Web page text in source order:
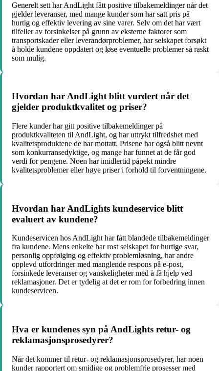
Generelt sett har AndLight fått positive tilbakemeldinger når det
gjelder leveranser, med mange kunder som har satt pris på
hurtig og effektiv levering av sine varer. Selv om det har vært
tilfeller av forsinkelser på grunn av eksterne faktorer som
transportskader eller leverandørproblemer, har selskapet forsøkt
å holde kundene oppdatert og løse eventuelle problemer så raskt
som mulig.
Hvordan har AndLight blitt vurdert når det
gjelder produktkvalitet og priser?
Flere kunder har gitt positive tilbakemeldinger på
produktkvaliteten til AndLight, og har uttrykt tilfredshet med
kvalitetsproduktene de har mottatt. Prisene har også blitt nevnt
som konkurransedyktige, og mange har funnet at de får god
verdi for pengene. Noen har imidlertid påpekt mindre
kvalitetsproblemer eller høye priser i forhold til forventningene.
Hvordan har AndLights kundeservice blitt
evaluert av kundene?
Kundeservicen hos AndLight har fått blandede tilbakemeldinger
fra kundene. Mens enkelte har rost selskapet for hurtige svar,
personlig oppfølging og effektiv problemløsning, har andre
opplevd utfordringer med manglende respons på e-post,
forsinkede leveranser og vanskeligheter med å få hjelp ved
reklamasjoner. Det er tydelig at det er rom for forbedring innen
kundeservicen.
Hva er kundenes syn på AndLights retur- og
reklamasjonsprosedyrer?
Når det kommer til retur- og reklamasjonsprosedyrer, har noen
kunder rapportert om smidige og problemfrie prosesser med